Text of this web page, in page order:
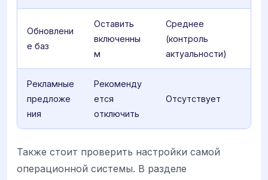
Обновлени
е баз
Оставить
включенны
м
Среднее
(контроль
актуальности)
Рекламные
предложе
ния
Рекоменду
ется
отключить
Отсутствует
Также стоит проверить настройки самой
операционной системы. В разделе